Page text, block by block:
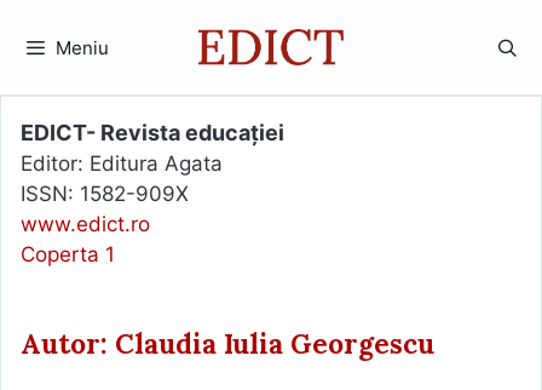
Meniu
EDICT- Revista educației
Editor: Editura Agata
ISSN: 1582-909X
www.edict.ro
Coperta 1
Autor: Claudia Iulia Georgescu